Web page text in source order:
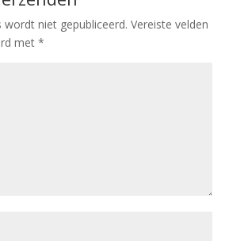
wordt niet gepubliceerd. Vereiste velden
met *